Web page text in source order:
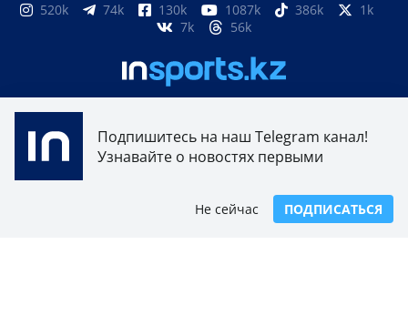
520k 74k 130k 1087k 386k
1k
7k
56k
Свидетельство о постановке на учет, переучет
периодического печатного издания, информационного
агентства и сетевого издания №17614-ИА выдано
15.03.2019 Комитетом связи, информатизации и
Подпишитесь на наш Telegram канал!
Узнавайте о новостях первыми
ПОДПИСАТЬСЯ
Не сейчас